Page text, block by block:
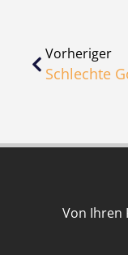
Vorheriger
Von Ihren